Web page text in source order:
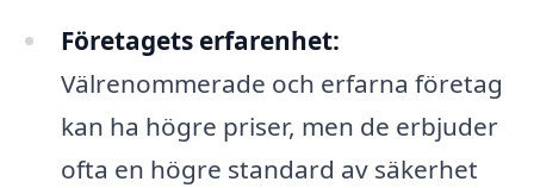
Företagets erfarenhet:
Välrenommerade och erfarna företag
kan ha högre priser, men de erbjuder
ofta en högre standard av säkerhet